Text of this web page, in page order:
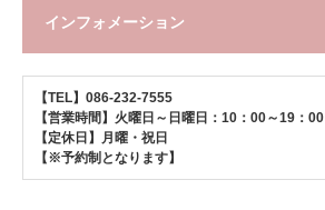
インフォメーション
【TEL】086-232-7555
【営業時間】火曜日～日曜日：10：00～19：00
【定休日】月曜・祝日
【※予約制となります】